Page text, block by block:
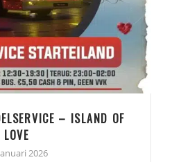
– ISLAND OF
LOVE
2026